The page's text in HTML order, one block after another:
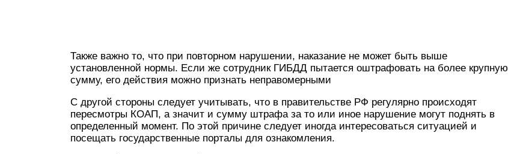
Также важно то, что при повторном нарушении, наказание не может быть выше
установленной нормы. Если же сотрудник ГИБДД пытается оштрафовать на более крупную
сумму, его действия можно признать неправомерными
С другой стороны следует учитывать, что в правительстве РФ регулярно происходят
пересмотры КОАП, а значит и сумму штрафа за то или иное нарушение могут поднять в
определенный момент. По этой причине следует иногда интересоваться ситуацией и
посещать государственные порталы для ознакомления.